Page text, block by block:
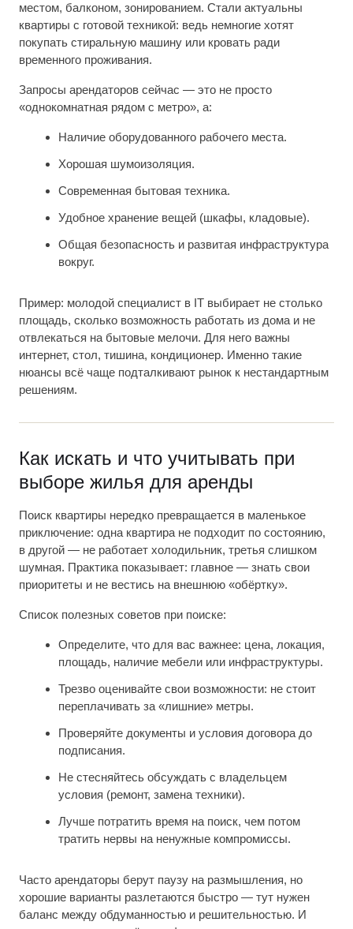
местом, балконом, зонированием. Стали актуальны
квартиры с готовой техникой: ведь немногие хотят
покупать стиральную машину или кровать ради
временного проживания.
Запросы арендаторов сейчас — это не просто
«однокомнатная рядом с метро», а:
Наличие оборудованного рабочего места.
Хорошая шумоизоляция.
Современная бытовая техника.
Удобное хранение вещей (шкафы, кладовые).
Общая безопасность и развитая инфраструктура
вокруг.
Пример: молодой специалист в IT выбирает не столько
площадь, сколько возможность работать из дома и не
отвлекаться на бытовые мелочи. Для него важны
интернет, стол, тишина, кондиционер. Именно такие
нюансы всё чаще подталкивают рынок к нестандартным
решениям.
Как искать и что учитывать при
выборе жилья для аренды
Поиск квартиры нередко превращается в маленькое
приключение: одна квартира не подходит по состоянию,
в другой — не работает холодильник, третья слишком
шумная. Практика показывает: главное — знать свои
приоритеты и не вестись на внешнюю «обёртку».
Список полезных советов при поиске:
Определите, что для вас важнее: цена, локация,
площадь, наличие мебели или инфраструктуры.
Трезво оценивайте свои возможности: не стоит
переплачивать за «лишние» метры.
Проверяйте документы и условия договора до
подписания.
Не стесняйтесь обсуждать с владельцем
условия (ремонт, замена техники).
Лучше потратить время на поиск, чем потом
тратить нервы на ненужные компромиссы.
Часто арендаторы берут паузу на размышления, но
хорошие варианты разлетаются быстро — тут нужен
баланс между обдуманностью и решительностью. И